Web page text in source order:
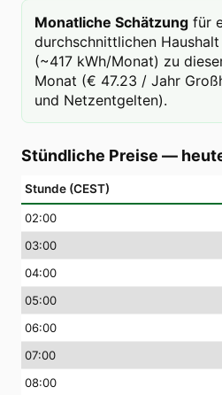
Monatliche Schätzung für
durchschnittlichen
(~417 kWh/Monat) zu
Monat (€ 47.23 / Jahr
und Netzentgelten).
Stündliche Preise —
Stunde (CEST)
02:00
03:00
04:00
05:00
06:00
07:00
08:00